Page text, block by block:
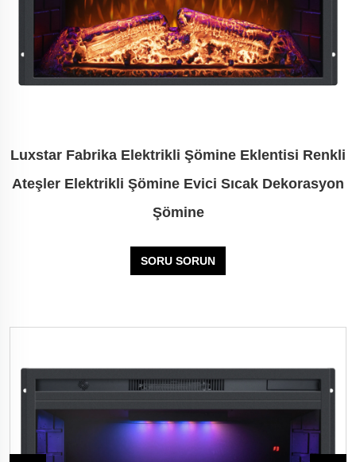
Luxstar Fabrika Elektrikli Şömine Eklentisi Renkli
Ateşler Elektrikli Şömine Evici Sıcak Dekorasyon
Şömine
SORU SORUN